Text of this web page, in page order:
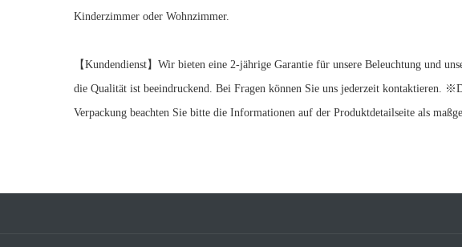
Kinderzimmer oder Wohnzimmer.
【Kundendienst】Wir bieten eine 2-jährige Garantie für unsere Beleuchtung und
die Qualität ist beeindruckend. Bei Fragen können Sie uns jederzeit kontaktieren.
Verpackung beachten Sie bitte die Informationen auf der Produktdetailseite als